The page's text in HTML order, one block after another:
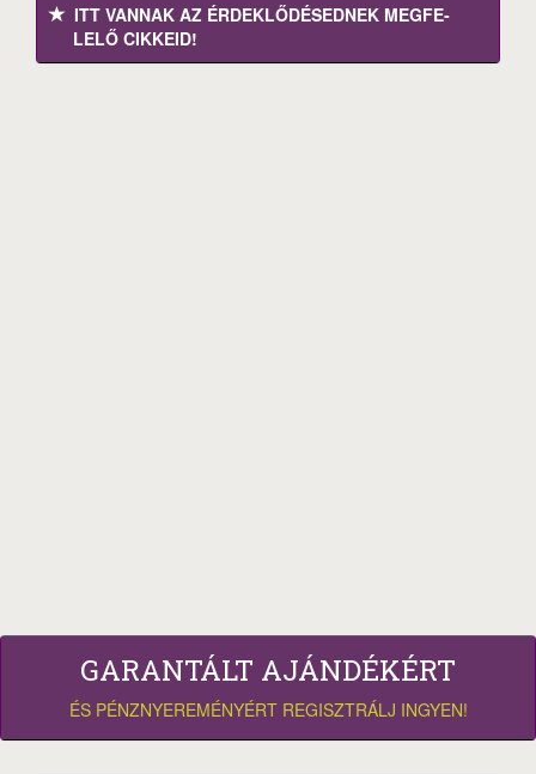
ITT VANNAK AZ ÉRDEK­LŐDÉ­SEDNEK MEGFE­
LELŐ CIKKEID!
GARANTÁLT AJÁNDÉKÉRT
ÉS PÉNZNYEREMÉNYÉRT REGISZTRÁLJ INGYEN!